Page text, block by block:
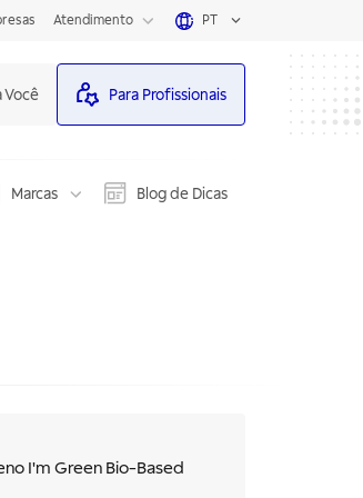
Atendimento PT
Você Para Profissionais
Marcas Blog de Dicas
I'm Green Bio-Based